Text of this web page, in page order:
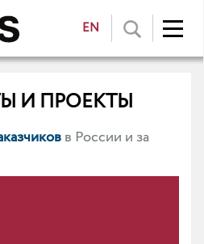
EN
И ПРОЕКТЫ
в России и за